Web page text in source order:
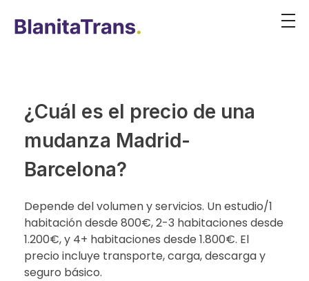
¿Cuál es el precio de una
mudanza Madrid-
Barcelona?
Depende del volumen y servicios. Un estudio/1
habitación desde 800€, 2-3 habitaciones desde
1.200€, y 4+ habitaciones desde 1.800€. El
precio incluye transporte, carga, descarga y
seguro básico.